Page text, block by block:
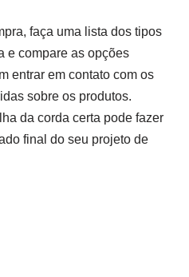
faça uma lista dos tipos
e compare as opções
entrar em contato com os
sobre os produtos.
da corda certa pode fazer
final do seu projeto de